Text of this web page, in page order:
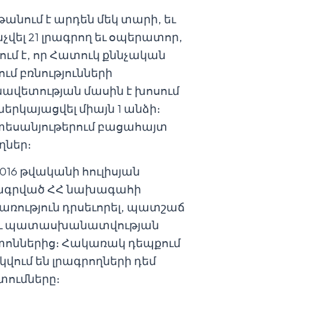
է արդեն մեկ տարի, եւ
21 լրագրող եւ օպերատոր,
է, որ Հատուկ քննչական
բռնությունների
մասին է խոսում
միայն 1 անձի։
բացահայտ
թվականի հուլիսյան
ՀՀ նախագահի
դրսեւորել, պատշաճ
պատասխանատվության
Հակառակ դեպքում
են լրագրողների դեմ